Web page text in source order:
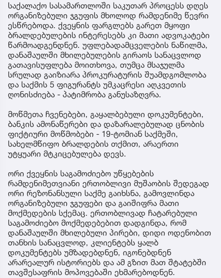
საქალაქო სასამართლოში საკუთარ პროცესს დღეს
ორგანიზებული ჯგუფის მხოლოდ რამდენიმე წევრი
ესწრებოდა. ქვეყნის ფარგლებს გარეთ მყოფი
ბრალდებულების ინტერესებს კი მათი ადვოკატები
წარმოადგენდნენ. უფლებადამცველების ნაწილმა,
დანაშაულში მხილებულების გირაოს სანაცვლოდ
გათავისუფლება მოითხოვა, თუმცა მსაჯულმა
სრულად გაიზიარა პროკურატურის შუამდგომლობა
და საქმის 5 ფიგურანტს უმკაცრესი აღკვეთის
ღონისძიება - პატიმრობა განუსაზღვრა.
მოწმეთა ჩვენებები, გაყალბებული დოკუმენტები,
ბანკის ამონაწერები და დაზარალებულად ცნობის
ფიქტიური მოწმობები - 19-ტომიან საქმეში,
სახელმწიფო ბრალდების თქმით, არაერთი
უტყუარი მტკიცებულება დევს.
ორი ქვეყნის საგამოძიებო უწყებების
რამდენიმეთვიანი ერთობლივი მუშაობის შედეგად
ორი რეზონანსული საქმე გაიხსნა, გამოვლინდა
ორგანიზებული ჯგუფები და გაიშიფრა მათი
მოქმედების სქემაც. ერთობლივად ჩატარებული
საგამოძიებო მოქმედებებით დადგინდა, რომ
დანაშაულში მხილებული პირები, დიდი ოდენობით
თანხის სანაცვლოდ, კლიენტებს ყალბ
დოკუმენტებს უმზადებდნენ, იგონებდნენ
არარეალურ ისტორიებს და ამ გზით მათ შტატებში
თავშესაფრის მოპოვებაში ეხმარებოდნენ.